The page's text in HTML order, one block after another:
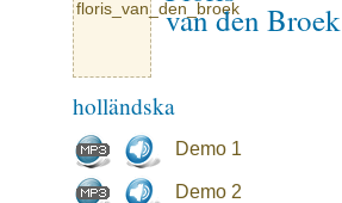
van den Broek
holländska
Demo 1
Demo 2